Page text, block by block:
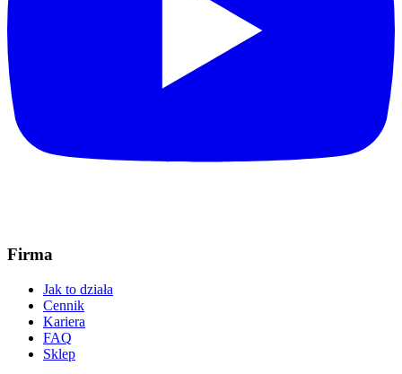
Firma
Jak to działa
Cennik
Kariera
FAQ
Sklep